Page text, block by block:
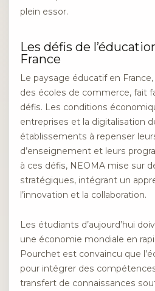
plein essor.
Les défis de
France
Le paysage éducatif en
des écoles de commerce, fait
défis. Les conditions
entreprises et la digitalisation
établissements à repenser
d’enseignement et leurs
à ces défis, NEOMA mise sur
stratégiques, intégrant un
l’innovation et la collaboration.
Les étudiants d’aujourd’hui
une économie mondiale en
Pourchet est convaincu que
pour intégrer des
transfert de connaissances